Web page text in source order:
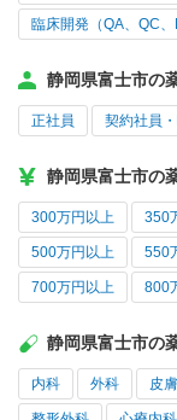
臨床開発（QA、QC、
静岡県富士市の
正社員 契約社員
静岡県富士市の
300万円以上 350
500万円以上 550
700万円以上 800
静岡県富士市の
内科 外科 皮